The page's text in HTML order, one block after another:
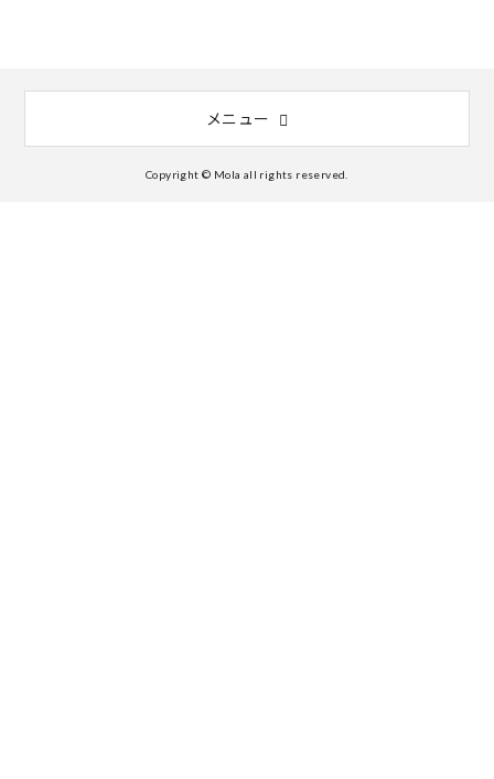
メニュー
Copyright © Mola all rights reserved.